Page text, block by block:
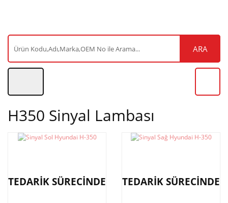
ARA
H350 Sinyal Lambası
TEDARİK SÜRECİNDE TEDARİK SÜRECİNDE